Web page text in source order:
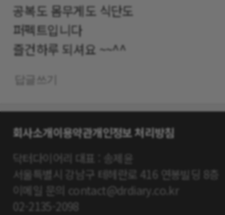
공복도 몸무게도 식단도
퍼펙트입니다
즐건하루 되셔요 ~~^^
회사소개이용약관개인정보 처리방침
닥터다이어리 대표 : 송제윤
서울특별시 강남구 테헤란로 416 연봉빌딩 8층
이메일 문의 contact@drdiary.co.kr
02-2135-2098